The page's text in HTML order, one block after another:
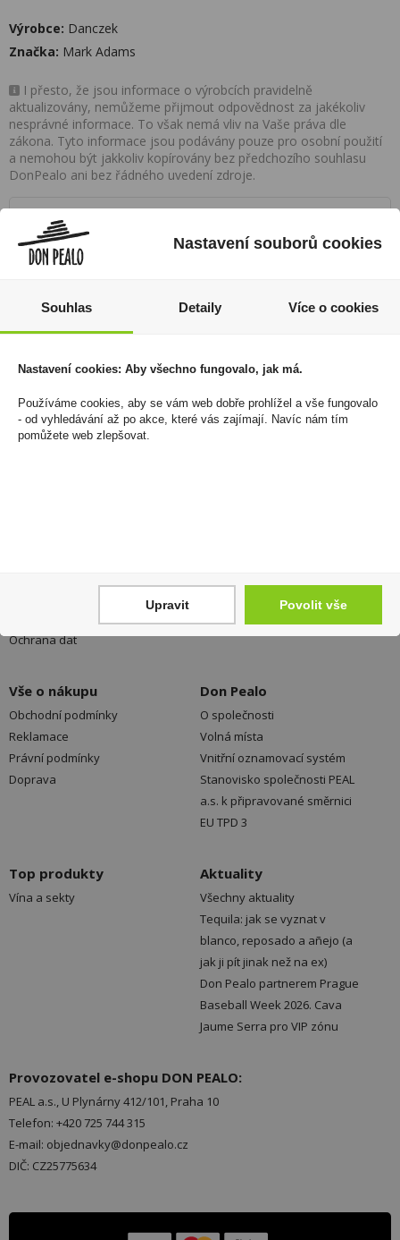
Výrobce: Danczek
Značka: Mark Adams
I přesto, že jsou informace o výrobcích pravidelně
aktualizovány, nemůžeme přijmout odpovědnost za jakékoliv
nesprávné informace. To však nemá vliv na Vaše práva dle
zákona. Tyto informace jsou podávány pouze pro osobní použití
a nemohou být jakkoliv kopírovány bez předchozího souhlasu
DonPealo ani bez řádného uvedení zdroje.
+420 725 744 315
denně 6:00 – 15:30 hod
Newsletter
Zde se můžete registrovat k odběru novinek a
neunikne Vám žádná akční nabídka a sleva!
Ochrana dat
Vše o nákupu
Obchodní podmínky
Reklamace
Právní podmínky
Doprava
Don Pealo
O společnosti
Volná místa
Vnitřní oznamovací systém
Stanovisko společnosti PEAL
a.s. k připravované směrnici
EU TPD 3
Top produkty
Vína a sekty
Aktuality
Všechny aktuality
Tequila: jak se vyznat v
blanco, reposado a añejo (a
jak ji pít jinak než na ex)
Don Pealo partnerem Prague
Baseball Week 2026. Cava
Jaume Serra pro VIP zónu
Provozovatel e-shopu DON PEALO:
PEAL a.s., U Plynárny 412/101, Praha 10
Telefon: +420 725 744 315
E-mail: objednavky@donpealo.cz
DIČ: CZ25775634
Nastavení souborů cookies
Souhlas Detaily Více o cookies
Nastavení cookies: Aby všechno fungovalo, jak má.
Používáme cookies, aby se vám web dobře prohlížel a vše fungovalo
- od vyhledávání až po akce, které vás zajímají. Navíc nám tím
pomůžete web zlepšovat.
Upravit Povolit vše